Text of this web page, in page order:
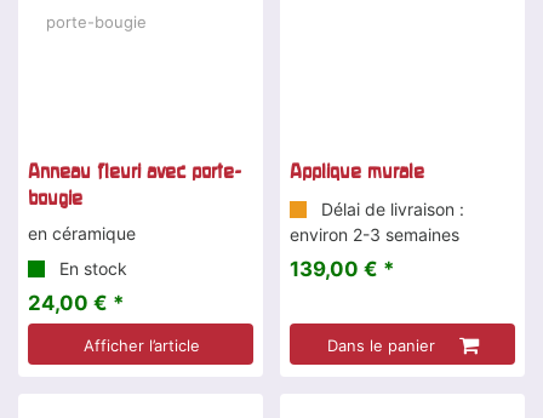
Anneau fleuri avec porte-
bougie
en céramique
En stock
24,00 € *
Afficher l’article
Applique murale
Délai de livraison :
environ 2-3 semaines
139,00 € *
Dans le panier